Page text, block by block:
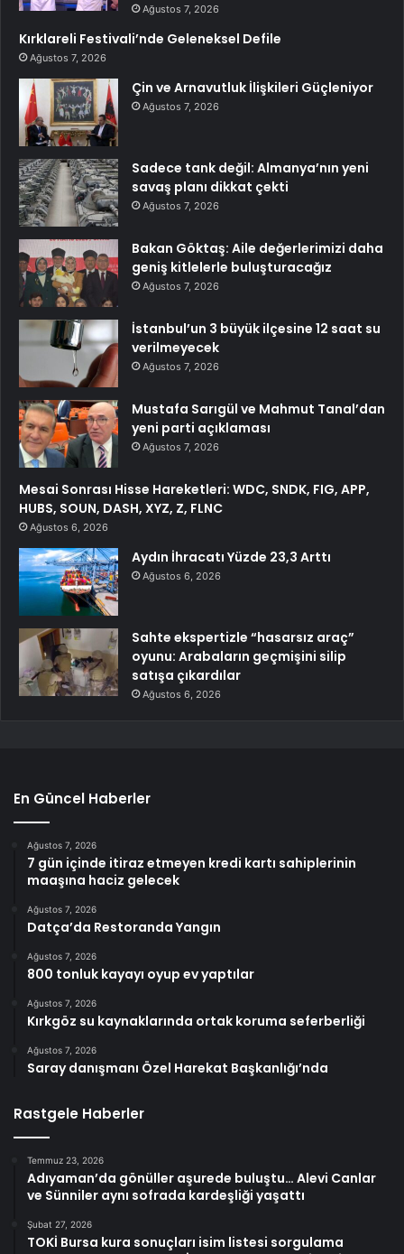
Ağustos 7, 2026
Kırklareli Festivali’nde Geleneksel Defile
Ağustos 7, 2026
Çin ve Arnavutluk İlişkileri Güçleniyor
Ağustos 7, 2026
Sadece tank değil: Almanya’nın yeni
savaş planı dikkat çekti
Ağustos 7, 2026
Bakan Göktaş: Aile değerlerimizi daha
geniş kitlelerle buluşturacağız
Ağustos 7, 2026
İstanbul’un 3 büyük ilçesine 12 saat su
verilmeyecek
Ağustos 7, 2026
Mustafa Sarıgül ve Mahmut Tanal’dan
yeni parti açıklaması
Ağustos 7, 2026
Mesai Sonrası Hisse Hareketleri: WDC, SNDK, FIG, APP,
HUBS, SOUN, DASH, XYZ, Z, FLNC
Ağustos 6, 2026
Aydın İhracatı Yüzde 23,3 Arttı
Ağustos 6, 2026
Sahte ekspertizle “hasarsız araç”
oyunu: Arabaların geçmişini silip
satışa çıkardılar
Ağustos 6, 2026
En Güncel Haberler
Ağustos 7, 2026
7 gün içinde itiraz etmeyen kredi kartı sahiplerinin
maaşına haciz gelecek
Ağustos 7, 2026
Datça’da Restoranda Yangın
Ağustos 7, 2026
800 tonluk kayayı oyup ev yaptılar
Ağustos 7, 2026
Kırkgöz su kaynaklarında ortak koruma seferberliği
Ağustos 7, 2026
Saray danışmanı Özel Harekat Başkanlığı’nda
Rastgele Haberler
Temmuz 23, 2026
Adıyaman’da gönüller aşurede buluştu… Alevi Canlar
ve Sünniler aynı sofrada kardeşliği yaşattı
Şubat 27, 2026
TOKİ Bursa kura sonuçları isim listesi sorgulama